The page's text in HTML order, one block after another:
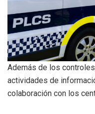
Además de los
actividades de
colaboración con los